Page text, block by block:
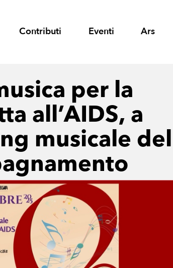
Contributi Eventi Ars
per la
all’AIDS, a
musicale del